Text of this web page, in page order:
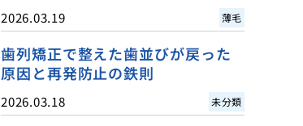
2026.03.19 薄毛
歯列矯正で整えた歯並びが戻った
原因と再発防止の鉄則
2026.03.18 未分類